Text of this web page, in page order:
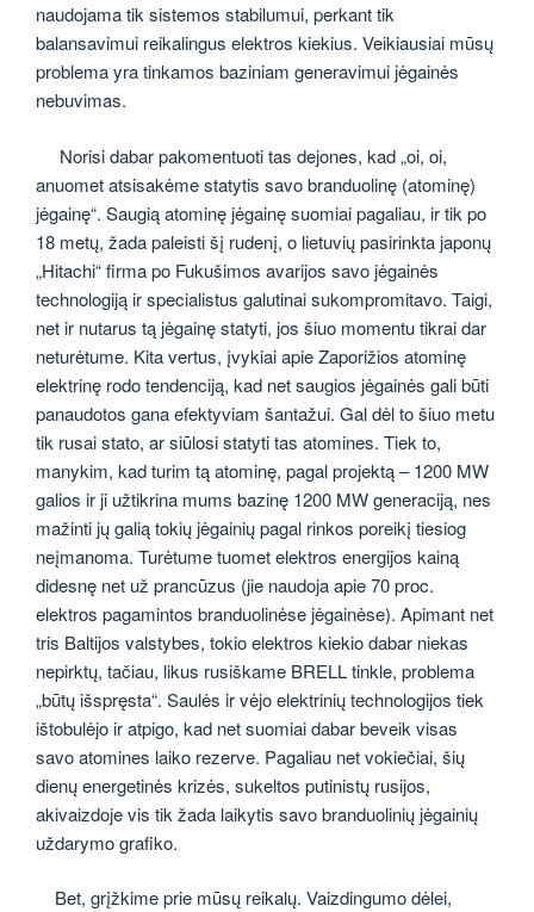
naudojama tik sistemos stabilumui, perkant tik
balansavimui reikalingus elektros kiekius. Veikiausiai mūsų
problema yra tinkamos baziniam generavimui jėgainės
nebuvimas.
Norisi dabar pakomentuoti tas dejones, kad „oi, oi,
anuomet atsisakėme statytis savo branduolinę (atominę)
jėgainę“. Saugią atominę jėgainę suomiai pagaliau, ir tik po
18 metų, žada paleisti šį rudenį, o lietuvių pasirinkta japonų
„Hitachi“ firma po Fukušimos avarijos savo jėgainės
technologiją ir specialistus galutinai sukompromitavo. Taigi,
net ir nutarus tą jėgainę statyti, jos šiuo momentu tikrai dar
neturėtume. Kita vertus, įvykiai apie Zaporižios atominę
elektrinę rodo tendenciją, kad net saugios jėgainės gali būti
panaudotos gana efektyviam šantažui. Gal dėl to šiuo metu
tik rusai stato, ar siūlosi statyti tas atomines. Tiek to,
manykim, kad turim tą atominę, pagal projektą – 1200 MW
galios ir ji užtikrina mums bazinę 1200 MW generaciją, nes
mažinti jų galią tokių jėgainių pagal rinkos poreikį tiesiog
neįmanoma. Turėtume tuomet elektros energijos kainą
didesnę net už prancūzus (jie naudoja apie 70 proc.
elektros pagamintos branduolinėse jėgainėse). Apimant net
tris Baltijos valstybes, tokio elektros kiekio dabar niekas
nepirktų, tačiau, likus rusiškame BRELL tinkle, problema
„būtų išspręsta“. Saulės ir vėjo elektrinių technologijos tiek
ištobulėjo ir atpigo, kad net suomiai dabar beveik visas
savo atomines laiko rezerve. Pagaliau net vokiečiai, šių
dienų energetinės krizės, sukeltos putinistų rusijos,
akivaizdoje vis tik žada laikytis savo branduolinių jėgainių
uždarymo grafiko.
Bet, grįžkime prie mūsų reikalų. Vaizdingumo dėlei,